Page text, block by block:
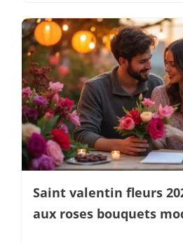
Saint valentin fleurs
aux roses bouquets